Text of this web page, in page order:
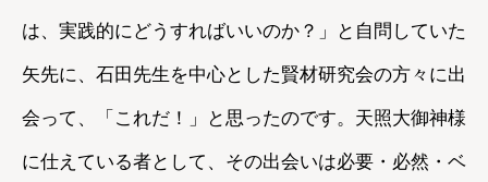
は、実践的にどうすればいいのか？」と自問していた
矢先に、石田先生を中心とした賢材研究会の方々に出
会って、「これだ！」と思ったのです。天照大御神様
に仕えている者として、その出会いは必要・必然・ベ